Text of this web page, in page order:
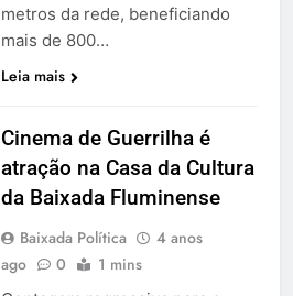
metros da rede, beneficiando
mais de 800…
Leia mais
Cinema de Guerrilha é
atração na Casa da Cultura
da Baixada Fluminense
Baixada Política
4 anos
ago
0 1 mins